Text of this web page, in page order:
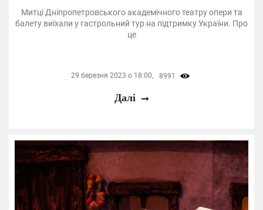
Митці Дніпропетровського академічного театру опери та
балету виїхали у гастрольний тур на підтримку України. Про
це
29 березня 2023 о 18:00, 8991
Далі